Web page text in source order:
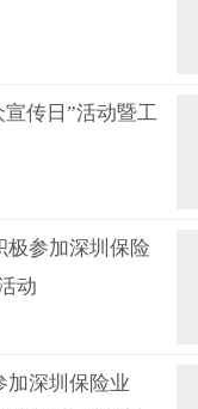
传日”活动暨工
极参加深圳保险
动
加深圳保险业